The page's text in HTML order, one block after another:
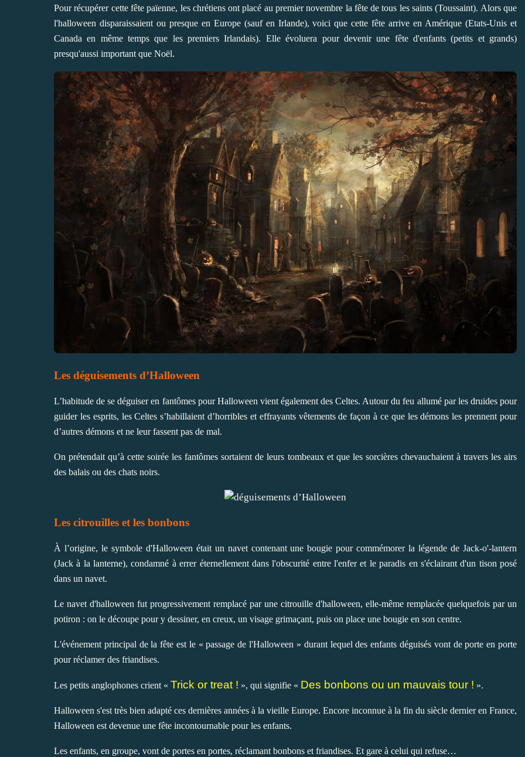
Pour récupérer cette fête païenne, les chrétiens ont placé au premier novembre la fête de tous les saints (Toussaint). Alors que
l'halloween disparaissaient ou presque en Europe (sauf en Irlande), voici que cette fête arrive en Amérique (Etats-Unis et
Canada en même temps que les premiers Irlandais). Elle évoluera pour devenir une fête d'enfants (petits et grands)
presqu'aussi important que Noël.
Les déguisements d’Halloween
L’habitude de se déguiser en fantômes pour Halloween vient également des Celtes. Autour du feu allumé par les druides pour
guider les esprits, les Celtes s’habillaient d’horribles et effrayants vêtements de façon à ce que les démons les prennent pour
d’autres démons et ne leur fassent pas de mal.
On prétendait qu’à cette soirée les fantômes sortaient de leurs tombeaux et que les sorcières chevauchaient à travers les airs
des balais ou des chats noirs.
Les citrouilles et les bonbons
À l’origine, le symbole d'Halloween était un navet contenant une bougie pour commémorer la légende de Jack-o'-lantern
(Jack à la lanterne), condamné à errer éternellement dans l'obscurité entre l'enfer et le paradis en s'éclairant d'un tison posé
dans un navet.
Le navet d'halloween fut progressivement remplacé par une citrouille d'halloween, elle-même remplacée quelquefois par un
potiron : on le découpe pour y dessiner, en creux, un visage grimaçant, puis on place une bougie en son centre.
L'événement principal de la fête est le « passage de l'Halloween » durant lequel des enfants déguisés vont de porte en porte
pour réclamer des friandises.
Les petits anglophones crient « Trick or treat ! », qui signifie « Des bonbons ou un mauvais tour ! ».
Halloween s'est très bien adapté ces dernières années à la vieille Europe. Encore inconnue à la fin du siècle dernier en France,
Halloween est devenue une fête incontournable pour les enfants.
Les enfants, en groupe, vont de portes en portes, réclamant bonbons et friandises. Et gare à celui qui refuse…